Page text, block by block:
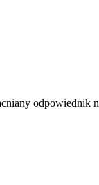
odpowiednik